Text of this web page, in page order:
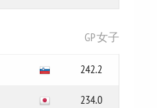
GP 女子
242.2
234.0